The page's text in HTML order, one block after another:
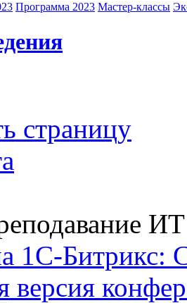
Программа 2023 Мастер-классы
страницу
1С-Битрикс:
версия